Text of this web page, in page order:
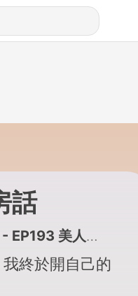
話
選書—阿城《閑話閑說：中國世俗與中國小說》
終於開自己的